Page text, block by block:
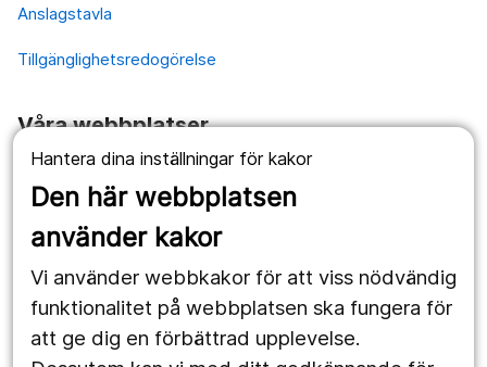
Hantera dina inställningar för kakor
Den här webbplatsen
använder kakor
Vi använder webbkakor för att viss nödvändig
funktionalitet på webbplatsen ska fungera för
att ge dig en förbättrad upplevelse.
Anslagstavla
Tillgänglighetsredogörelse
Våra webbplatser
1177.se
Länstrafiken
Utveckling